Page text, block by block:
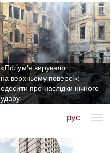
«Полум'я вирувало
на верхньому поверсі»:
одесити про наслідки нічного
удару
рус